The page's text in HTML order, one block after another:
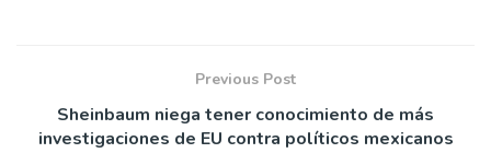
Previous Post
Sheinbaum niega tener conocimiento de más
investigaciones de EU contra políticos mexicanos